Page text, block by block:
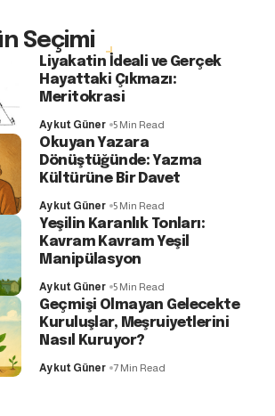
Seçimi
Liyakatin İdeali ve Gerçek
Hayattaki Çıkmazı:
Meritokrasi
Aykut Güner 5 Min Read
Okuyan Yazara
Dönüştüğünde: Yazma
Kültürüne Bir Davet
Aykut Güner 5 Min Read
Yeşilin Karanlık Tonları:
Kavram Kavram Yeşil
Manipülasyon
Aykut Güner 5 Min Read
Geçmişi Olmayan Gelecekte
Kuruluşlar, Meşruiyetlerini
Nasıl Kuruyor?
Aykut Güner 7 Min Read